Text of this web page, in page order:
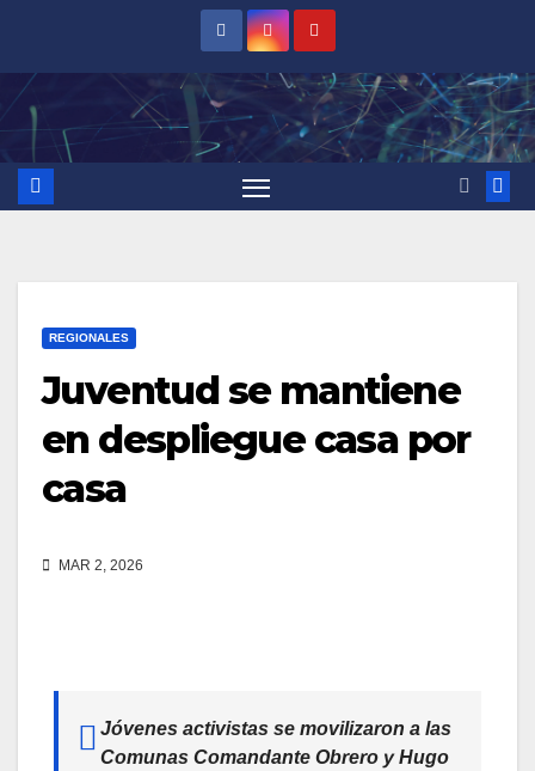
contenido
REGIONALES
Juventud se mantiene
en despliegue casa por
casa
MAR 2, 2026
Jóvenes activistas se movilizaron a las
Comunas Comandante Obrero y Hugo